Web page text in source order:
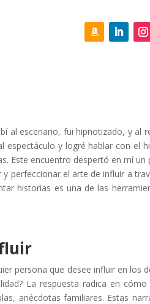
al escenario, fui hipnotizado, y al
espectáculo y logré hablar con el
Este encuentro despertó en mí un
perfeccionar el arte de influir a
historias es una de las
persona que desee influir en los
La respuesta radica en cómo
anécdotas familiares. Estas